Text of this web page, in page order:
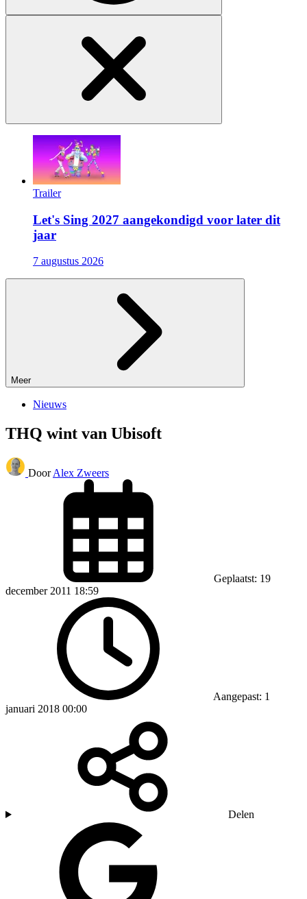
Trailer
Let's Sing 2027 aangekondigd voor later dit
jaar
7 augustus 2026
Meer
Nieuws
THQ wint van Ubisoft
Door Alex Zweers
Geplaatst: 19
december 2011 18:59
Aangepast: 1
januari 2018 00:00
Delen